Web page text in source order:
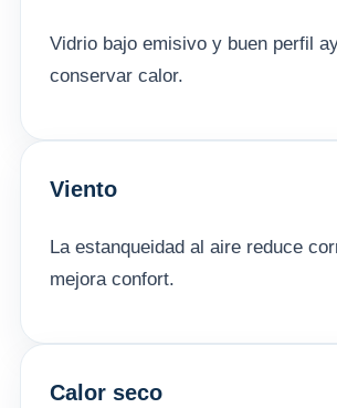
Vidrio bajo emisivo y buen perfil
conservar calor.
Viento
La estanqueidad al aire reduce
mejora confort.
Calor seco